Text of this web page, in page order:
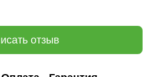
отзыв